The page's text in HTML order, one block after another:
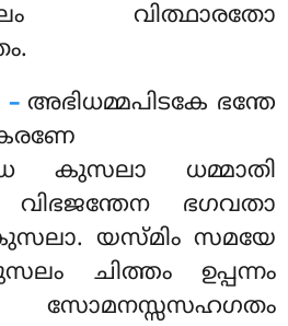
വിത്ഥാരതോ
അഭിധമ്മപിടകേ ഭന്തേ
കുസലാ ധമ്മാതി
ഭഗവതാ
കുസലാ. യസ്മിം സമയേ
ചിത്തം ഉപ്പന്നം